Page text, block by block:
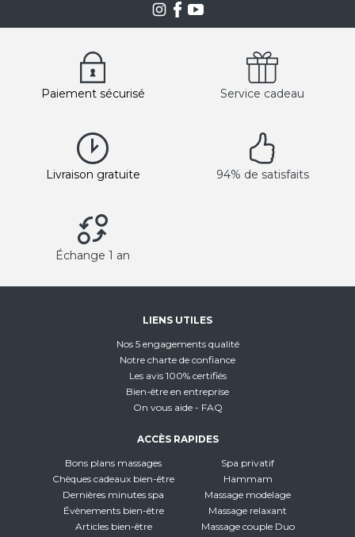
Paiement sécurisé Service cadeau
Livraison gratuite 94% de satisfaits
Échange 1 an
LIENS UTILES
Nos 5 engagements qualité
Notre charte de confiance
Les avis 100% certifiés
Bien-être en entreprise
On vous aide - FAQ
ACCÈS RAPIDES
Bons plans massages
Chèques cadeaux bien-être
Dernières minutes spa
Évènements bien-être
Articles bien-être
Spa privatif
Hammam
Massage modelage
Massage relaxant
Massage couple Duo